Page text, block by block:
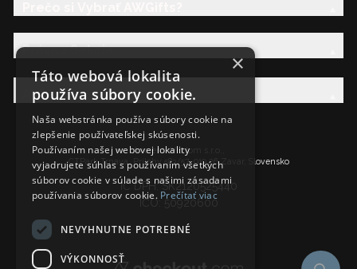
Právna Sekcia
AW Rodina
Ancient Wisdom s.r.o.,
CTPark Trnava, Prílohy 583/57, 919 26 Zavar, Slovensko
IČ DPH: SK2120525440
IČO: 50920600
×
Táto webová lokalita
používa súbory cookie.
Naša webstránka používa súbory cookie na
zlepšenie používateľskej skúsenosti.
Používaním našej webovej lokality
vyjadrujete súhlas s používaním všetkých
súborov cookie v súlade s našimi zásadami
používania súborov cookie. Prečítať viac
NEVYHNUTNE POTREBNÉ
VÝKONNOSŤ